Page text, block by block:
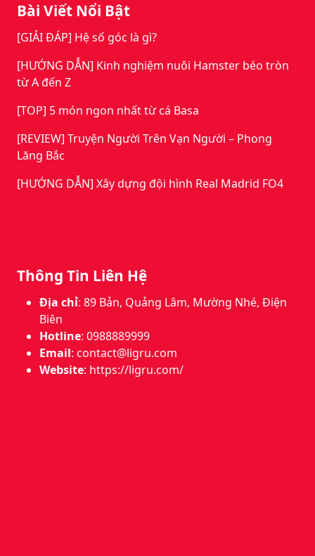
Bài Viết Nổi Bật
[GIẢI ĐÁP] Hệ số góc là gì?
[HƯỚNG DẪN] Kinh nghiệm nuôi Hamster béo tròn
từ A đến Z
[TOP] 5 món ngon nhất từ cá Basa
[REVIEW] Truyện Người Trên Vạn Người – Phong
Lăng Bắc
[HƯỚNG DẪN] Xây dựng đội hình Real Madrid FO4
Thông Tin Liên Hệ
Địa chỉ: 89 Bản, Quảng Lâm, Mường Nhé, Điện
Biên
Hotline: 0988889999
Email: contact@ligru.com
Website: https://ligru.com/